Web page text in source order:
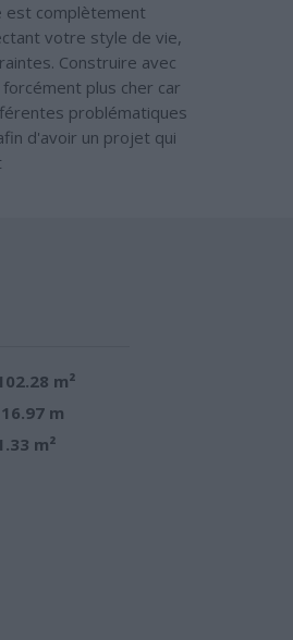
est complètement
votre style de vie,
Construire avec
plus cher car
problématiques
d'avoir un projet qui
m²
m
m²